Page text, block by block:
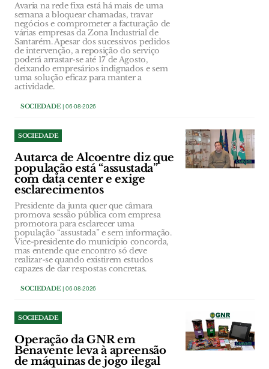
Avaria na rede fixa está há mais de uma
semana a bloquear chamadas, travar
negócios e comprometer a facturação de
várias empresas da Zona Industrial de
Santarém. Apesar dos sucessivos pedidos
de intervenção, a reposição do serviço
poderá arrastar-se até 17 de Agosto,
deixando empresários indignados e sem
uma solução eficaz para manter a
actividade.
SOCIEDADE| 06-08-2026
SOCIEDADE
Autarca de Alcoentre diz que
população está “assustada”
com data center e exige
esclarecimentos
Presidente da junta quer que câmara
promova sessão pública com empresa
promotora para esclarecer uma
população “assustada” e sem informação.
Vice-presidente do município concorda,
mas entende que encontro só deve
realizar-se quando existirem estudos
capazes de dar respostas concretas.
SOCIEDADE| 06-08-2026
SOCIEDADE
Operação da GNR em
Benavente leva à apreensão
de máquinas de jogo ilegal